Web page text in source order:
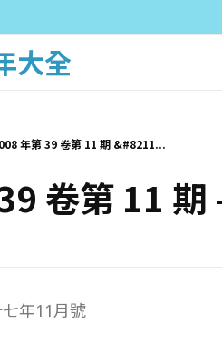
大全
年第 39 卷第 11 期 &#8211...
卷第 11 期
年11月號